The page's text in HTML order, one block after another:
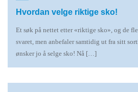
Hvordan velge riktige sko!
Et søk på nettet etter «riktige sko», og de
svaret, men anbefaler samtidig ut fra sitt
ønsker jo å selge sko! Nå […]